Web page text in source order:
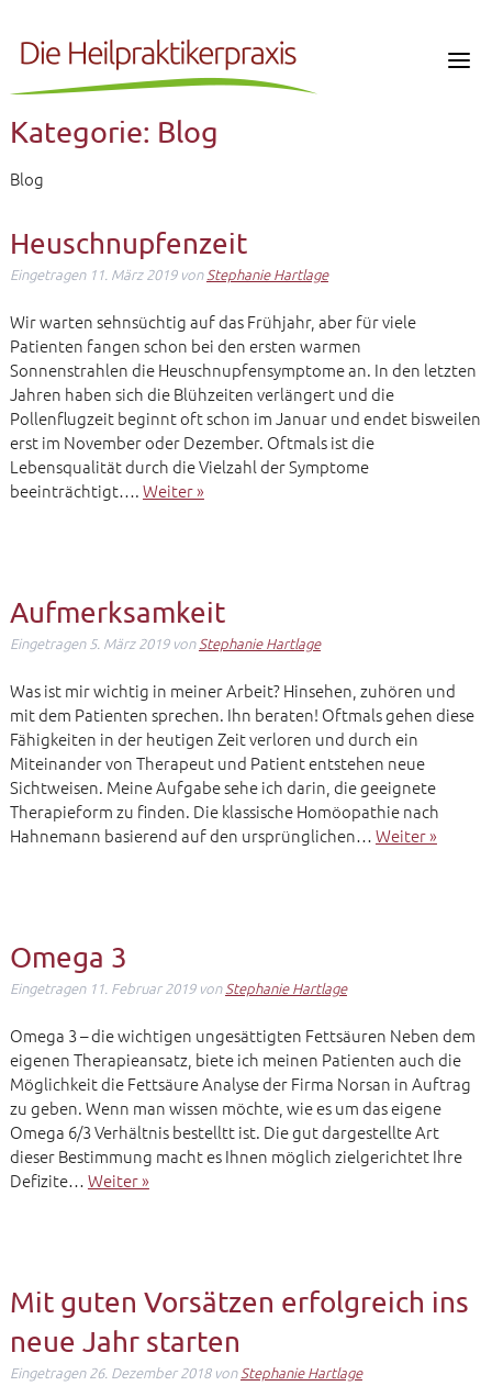
Kategorie: Blog
Blog
Heuschnupfenzeit
Eingetragen 11. März 2019 vonStephanie Hartlage
Wir warten sehnsüchtig auf das Frühjahr, aber für viele
Patienten fangen schon bei den ersten warmen
Sonnenstrahlen die Heuschnupfensymptome an. In den letzten
Jahren haben sich die Blühzeiten verlängert und die
Pollenflugzeit beginnt oft schon im Januar und endet bisweilen
erst im November oder Dezember. Oftmals ist die
Lebensqualität durch die Vielzahl der Symptome
beeinträchtigt….Weiter »
Aufmerksamkeit
Eingetragen5. März 2019 vonStephanie Hartlage
Was ist mir wichtig in meiner Arbeit? Hinsehen, zuhören und
mit dem Patienten sprechen. Ihn beraten! Oftmals gehen diese
Fähigkeiten in der heutigen Zeit verloren und durch ein
Miteinander von Therapeut und Patient entstehen neue
Sichtweisen. Meine Aufgabe sehe ich darin, die geeignete
Therapieform zu finden. Die klassische Homöopathie nach
Hahnemann basierend auf den ursprünglichen…Weiter »
Omega 3
Eingetragen 11. Februar 2019 vonStephanie Hartlage
Omega 3 – die wichtigen ungesättigten Fettsäuren Neben dem
eigenen Therapieansatz, biete ich meinen Patienten auch die
Möglichkeit die Fettsäure Analyse der Firma Norsan in Auftrag
zu geben. Wenn man wissen möchte, wie es um das eigene
Omega 6/3 Verhältnis bestelltt ist. Die gut dargestellte Art
dieser Bestimmung macht es Ihnen möglich zielgerichtet Ihre
Defizite…Weiter »
Mit guten Vorsätzen erfolgreich ins
neue Jahr starten
Eingetragen26. Dezember 2018 vonStephanie Hartlage